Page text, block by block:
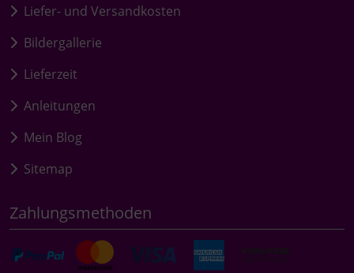
Liefer- und Versandkosten
Bildergallerie
Lieferzeit
Anleitungen
Mein Blog
Sitemap
Zahlungsmethoden